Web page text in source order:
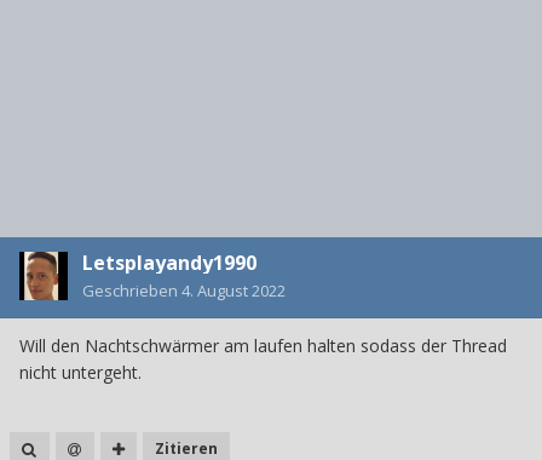
Letsplayandy1990
Geschrieben 4. August 2022
Will den Nachtschwärmer am laufen halten sodass der Thread
nicht untergeht.
Zitieren